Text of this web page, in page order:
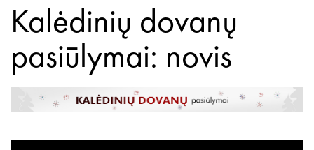
Kalėdinių dovanų
pasiūlymai: novis